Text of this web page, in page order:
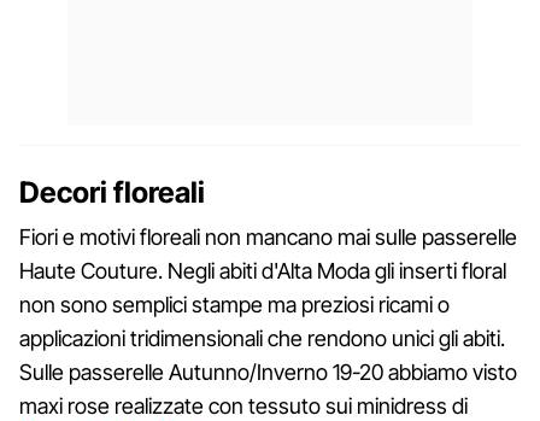
Decori floreali
Fiori e motivi floreali non mancano mai sulle passerelle
Haute Couture. Negli abiti d'Alta Moda gli inserti floral
non sono semplici stampe ma preziosi ricami o
applicazioni tridimensionali che rendono unici gli abiti.
Sulle passerelle Autunno/Inverno 19-20 abbiamo visto
maxi rose realizzate con tessuto sui minidress di